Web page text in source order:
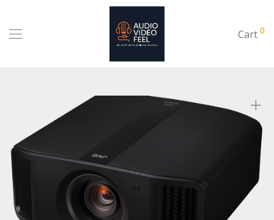
Cart 0